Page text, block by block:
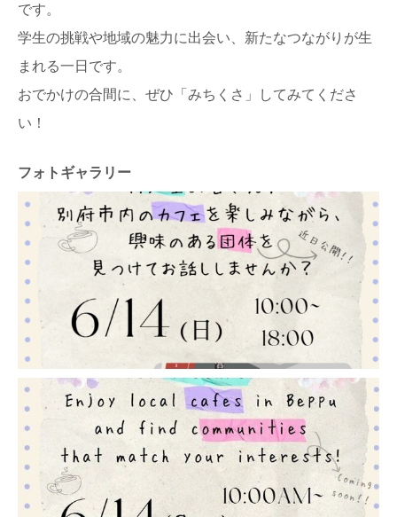
です。
学生の挑戦や地域の魅力に出会い、新たなつながりが生
まれる一日です。
おでかけの合間に、ぜひ「みちくさ」してみてくださ
い！
フォトギャラリー